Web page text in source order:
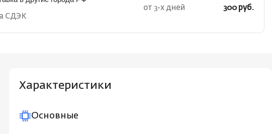
СДЭК
от 3-х дней 300 руб.
Характеристики
Основные